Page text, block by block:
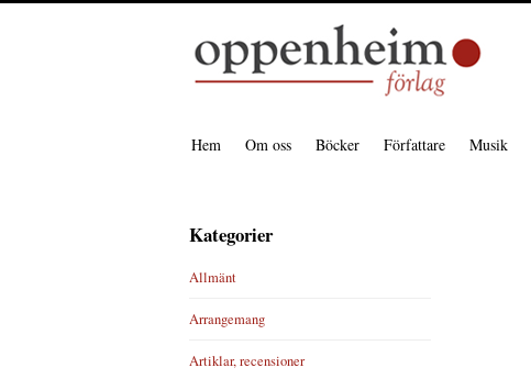
Hem Om oss Böcker Författare Musik
Kategorier
Allmänt
Arrangemang
Artiklar, recensioner